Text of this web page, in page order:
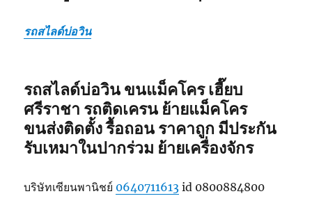
รถสไลด์บ่อวิน
รถสไลด์บ่อวิน ขนแม็คโคร เฮี๊ยบ
ศรีราชา รถติดเครน ย้ายแม็คโคร
ขนส่งติดตั้ง รื้อถอน ราคาถูก มีประกัน
รับเหมาในปากร่วม ย้ายเครื่องจักร
บริษัทเซียนพานิชย์ 0640711613 id 0800884800